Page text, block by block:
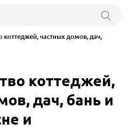
частных домов, дач,
коттеджей,
дач, бань и
и